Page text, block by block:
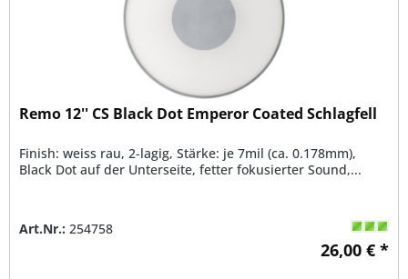
Remo 12'' CS Black Dot Emperor Coated Schlagfell
Finish: weiss rau, 2-lagig, Stärke: je 7mil (ca. 0.178mm),
Black Dot auf der Unterseite, fetter fokusierter Sound,...
Art.Nr.: 254758
26,00 € *